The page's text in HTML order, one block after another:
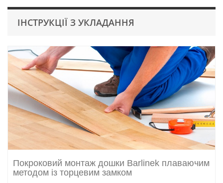
ІНСТРУКЦІЇ З УКЛАДАННЯ
Покроковий монтаж дошки Barlinek плаваючим
методом із торцевим замком